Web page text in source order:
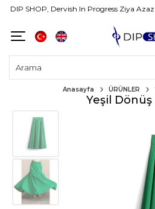
DIP SHOP, Dervish In Progress Ziya
Anasayfa ÜRÜNLER
Yeşil